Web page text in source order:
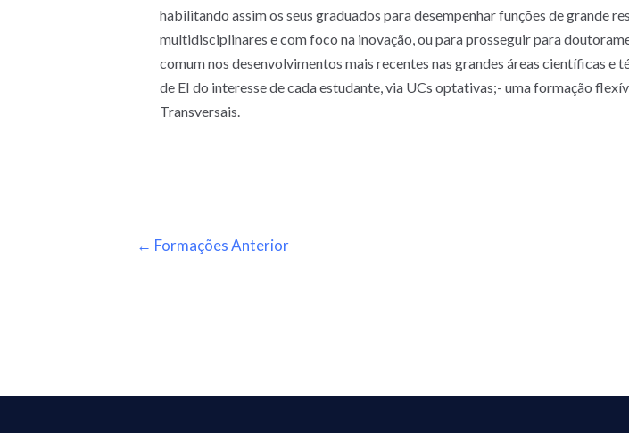
habilitando assim os seus graduados para desempenhar funções de grande
multidisciplinares e com foco na inovação, ou para prosseguir para
comum nos desenvolvimentos mais recentes nas grandes áreas científicas e
de EI do interesse de cada estudante, via UCs optativas;- uma formação
Transversais.
← Formações Anterior